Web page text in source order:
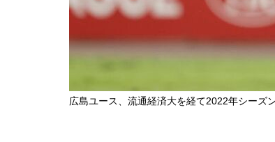
広島ユース、流通経済大を経て2022年シーズ